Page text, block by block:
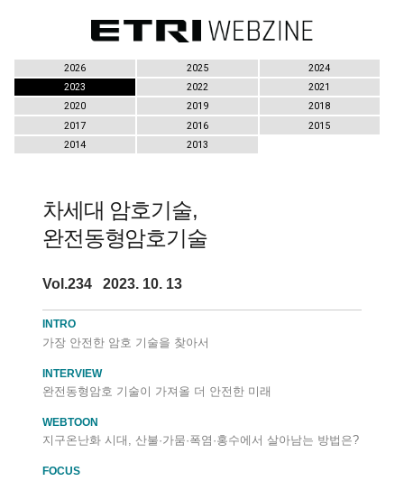
2026 2025
2024
2023
2022
2021
2020
2019
2018
2017
2016
2015
2014
2013
차세대 암호기술,
완전동형암호기술
Vol.234 2023. 10. 13
INTRO
가장 안전한 암호 기술을 찾아서
INTERVIEW
완전동형암호 기술이 가져올 더 안전한 미래
WEBTOON
지구온난화 시대, 산불·가뭄·폭염·홍수에서 살아남는 방법은?
FOCUS